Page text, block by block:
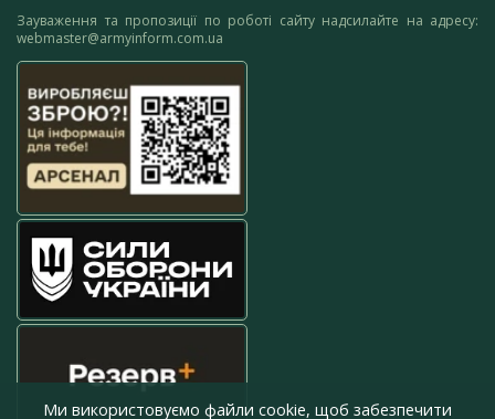
Зауваження та пропозиції по роботі сайту надсилайте на адресу:
webmaster@armyinform.com.ua
Ми використовуємо файли cookie, щоб забезпечити